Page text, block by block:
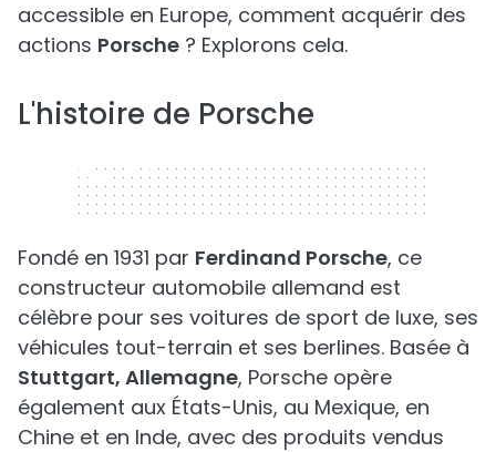
accessible en Europe, comment acquérir des
actions Porsche ? Explorons cela.
L'histoire de Porsche
320 x 50
Fondé en 1931 par Ferdinand Porsche, ce
constructeur automobile allemand est
célèbre pour ses voitures de sport de luxe, ses
véhicules tout-terrain et ses berlines. Basée à
Stuttgart, Allemagne, Porsche opère
également aux États-Unis, au Mexique, en
Chine et en Inde, avec des produits vendus